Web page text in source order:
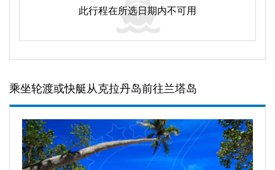
此行程在所选日期内不可用
乘坐轮渡或快艇从克拉丹岛前往兰塔岛